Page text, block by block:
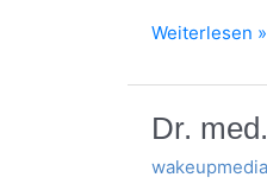
Weiterlesen »
Dr.
wakeupmedia
Dr.
med.
Constanze